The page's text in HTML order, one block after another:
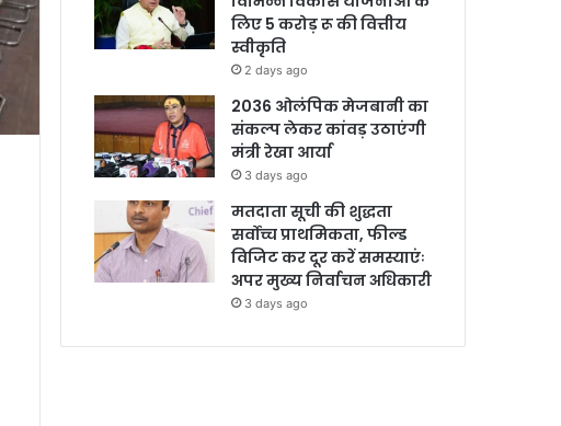
लिए 5 करोड़ रू की वित्तीय
स्वीकृति
2 days ago
2036 ओलंपिक मेजबानी का
संकल्प लेकर कांवड़ उठाएंगी
मंत्री रेखा आर्या
3 days ago
मतदाता सूची की शुद्धता
सर्वोच्च प्राथमिकता, फील्ड
विजिट कर दूर करें समस्याएंः
अपर मुख्य निर्वाचन अधिकारी
3 days ago